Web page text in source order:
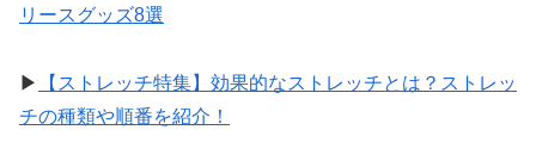
リースグッズ8選
▶︎
【ストレッチ特集】効果的なストレッチとは？ストレッ
チの種類や順番を紹介！